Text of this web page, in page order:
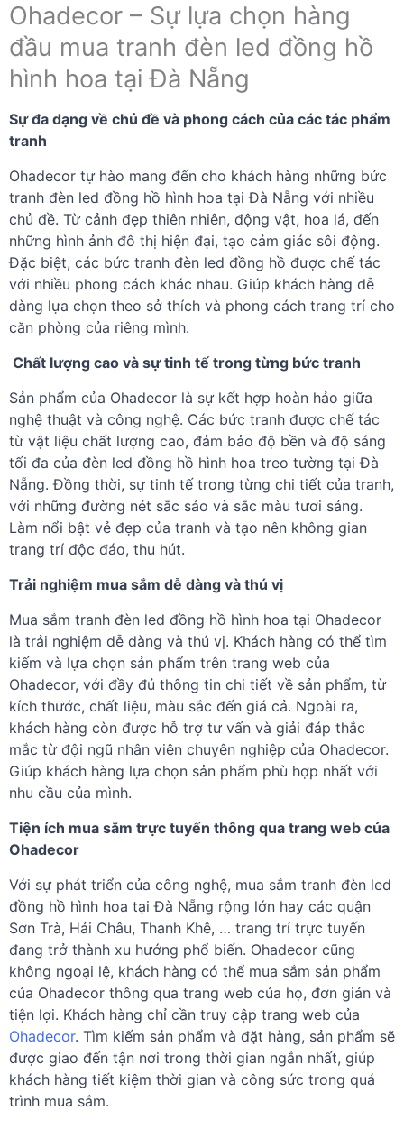
Ohadecor – Sự lựa chọn hàng
đầu mua tranh đèn led đồng hồ
hình hoa tại Đà Nẵng
Sự đa dạng về chủ đề và phong cách của các tác phẩm
tranh
Ohadecor tự hào mang đến cho khách hàng những bức
tranh đèn led đồng hồ hình hoa tại Đà Nẵng với nhiều
chủ đề. Từ cảnh đẹp thiên nhiên, động vật, hoa lá, đến
những hình ảnh đô thị hiện đại, tạo cảm giác sôi động.
Đặc biệt, các bức tranh đèn led đồng hồ được chế tác
với nhiều phong cách khác nhau. Giúp khách hàng dễ
dàng lựa chọn theo sở thích và phong cách trang trí cho
căn phòng của riêng mình.
Chất lượng cao và sự tinh tế trong từng bức tranh
Sản phẩm của Ohadecor là sự kết hợp hoàn hảo giữa
nghệ thuật và công nghệ. Các bức tranh được chế tác
từ vật liệu chất lượng cao, đảm bảo độ bền và độ sáng
tối đa của đèn led đồng hồ hình hoa treo tường tại Đà
Nẵng. Đồng thời, sự tinh tế trong từng chi tiết của tranh,
với những đường nét sắc sảo và sắc màu tươi sáng.
Làm nổi bật vẻ đẹp của tranh và tạo nên không gian
trang trí độc đáo, thu hút.
Trải nghiệm mua sắm dễ dàng và thú vị
Mua sắm tranh đèn led đồng hồ hình hoa tại Ohadecor
là trải nghiệm dễ dàng và thú vị. Khách hàng có thể tìm
kiếm và lựa chọn sản phẩm trên trang web của
Ohadecor, với đầy đủ thông tin chi tiết về sản phẩm, từ
kích thước, chất liệu, màu sắc đến giá cả. Ngoài ra,
khách hàng còn được hỗ trợ tư vấn và giải đáp thắc
mắc từ đội ngũ nhân viên chuyên nghiệp của Ohadecor.
Giúp khách hàng lựa chọn sản phẩm phù hợp nhất với
nhu cầu của mình.
Tiện ích mua sắm trực tuyến thông qua trang web của
Ohadecor
Với sự phát triển của công nghệ, mua sắm tranh đèn led
đồng hồ hình hoa tại Đà Nẵng rộng lớn hay các quận
Sơn Trà, Hải Châu, Thanh Khê, … trang trí trực tuyến
đang trở thành xu hướng phổ biến. Ohadecor cũng
không ngoại lệ, khách hàng có thể mua sắm sản phẩm
của Ohadecor thông qua trang web của họ, đơn giản và
tiện lợi. Khách hàng chỉ cần truy cập trang web của
Ohadecor. Tìm kiếm sản phẩm và đặt hàng, sản phẩm sẽ
được giao đến tận nơi trong thời gian ngắn nhất, giúp
khách hàng tiết kiệm thời gian và công sức trong quá
trình mua sắm.